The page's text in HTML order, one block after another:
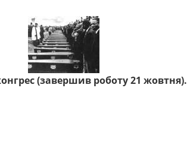
(завершив роботу 21 жовтня).